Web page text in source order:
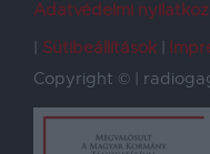
Adatvédelmi
Sütibeállítások
Copyright © |